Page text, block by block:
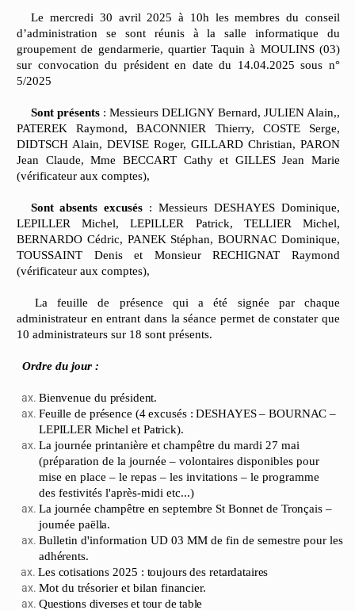
Le mercredi 30 avril 2025 à 10h les membres du conseil
d’administration se sont réunis à la salle informatique du
groupement de gendarmerie, quartier Taquin à MOULINS (03)
sur convocation du président en date du 14.04.2025 sous n°
5/2025
Sont présents : Messieurs DELIGNY Bernard, JULIEN Alain,,
PATEREK Raymond, BACONNIER Thierry, COSTE Serge,
DIDTSCH Alain, DEVISE Roger, GILLARD Christian, PARON
Jean Claude, Mme BECCART Cathy et GILLES Jean Marie
(vérificateur aux comptes),
Sont absents excusés : Messieurs DESHAYES Dominique,
LEPILLER Michel, LEPILLER Patrick, TELLIER Michel,
BERNARDO Cédric, PANEK Stéphan, BOURNAC Dominique,
TOUSSAINT Denis et Monsieur RECHIGNAT Raymond
(vérificateur aux comptes),
La feuille de présence qui a été signée par chaque
administrateur en entrant dans la séance permet de constater que
10 administrateurs sur 18 sont présents.
Ordre du jour :
Bienvenue du président.
Feuille de présence (4 excusés : DESHAYES – BOURNAC –
LEPILLER Michel et Patrick).
La journée printanière et champêtre du mardi 27 mai
(préparation de la journée – volontaires disponibles pour
mise en place – le repas – les invitations – le programme
des festivités l'après-midi etc...)
La journée champêtre en septembre St Bonnet de Tronçais –
journée paëlla.
Bulletin d'information UD 03 MM de fin de semestre pour les
adhérents.
Les cotisations 2025 : toujours des retardataires
Mot du trésorier et bilan financier.
Questions diverses et tour de table